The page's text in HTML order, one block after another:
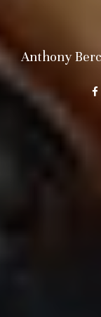
Anthony